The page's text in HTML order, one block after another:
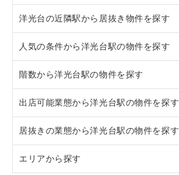
港南台
新杉田
本郷台
磯子
洋光台の近隣駅から居抜き物件を探す
港南台
新杉田
本郷台
磯子
人気の条件から洋光台駅の物件を探す
居抜き
スケルトン
ロードサイド物件
駐車場あり
階数から洋光台駅の物件を探す
1階
2階
3階以上
出店可能業態から洋光台駅の物件を探す
重飲食
軽飲食
居抜きの業態から洋光台駅の物件を探す
バー
エリアから探す